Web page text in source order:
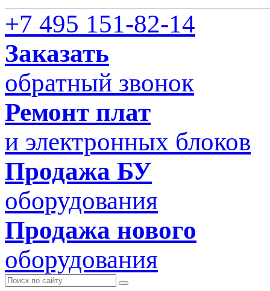
+7 495 151-82-14
Заказать
обратный звонок
Ремонт плат
и электронных блоков
Продажа БУ
оборудования
Продажа нового
оборудования